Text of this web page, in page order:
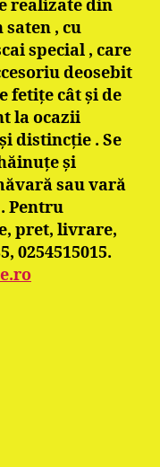
realizate din
, cu
special , care
deosebit
fetiţe cât şi de
la ocazii
distincţie . Se
şi
sau vară
Pentru
pret, livrare,
0254515015.